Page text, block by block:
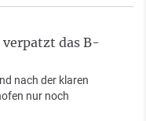
verpatzt das B-
nach der klaren
nur noch